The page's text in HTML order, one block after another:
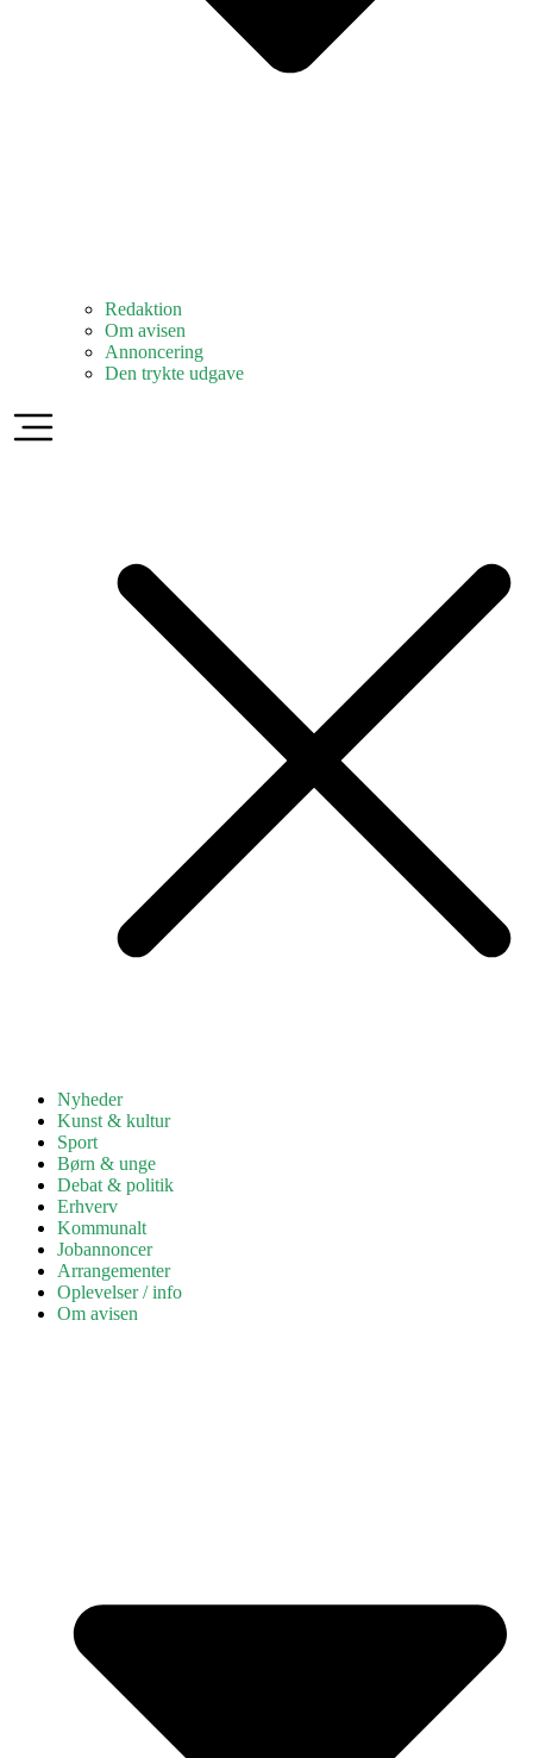
Redaktion
Om avisen
Annoncering
Den trykte udgave
Nyheder
Kunst & kultur
Sport
Børn & unge
Debat & politik
Erhverv
Kommunalt
Jobannoncer
Arrangementer
Oplevelser / info
Om avisen